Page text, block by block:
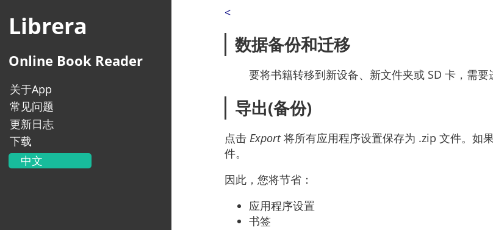
Librera
Online Book Reader
关于App
常见问题
更新日志
下载
中文
<
数据备份和迁移
要将书籍转移到新设备、新文件夹或 SD 卡，需要
导出(备份)
点击 Export将所有应用程序设置保存为 .zip 文件。如
件。
因此，您将节省：
应用程序设置
书签